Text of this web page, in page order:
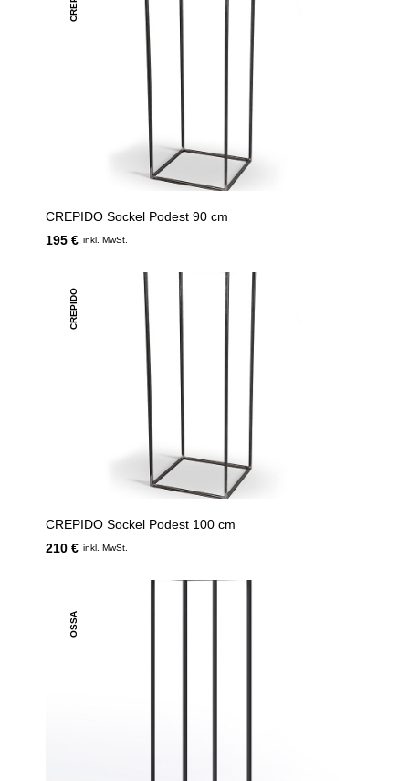
CREPIDO Sockel Podest 90 cm
195 € inkl. MwSt.
CREPIDO
CREPIDO Sockel Podest 100 cm
210 € inkl. MwSt.
OSSA